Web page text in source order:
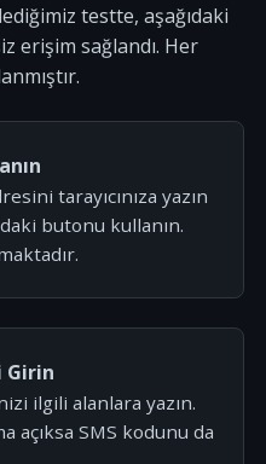
testte, aşağıdaki
erişim sağlandı. Her
tarayıcınıza yazın
butonu kullanın.
ilgili alanlara yazın.
açıksa SMS kodunu da